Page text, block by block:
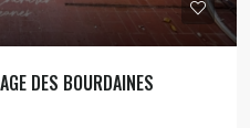
DES BOURDAINES